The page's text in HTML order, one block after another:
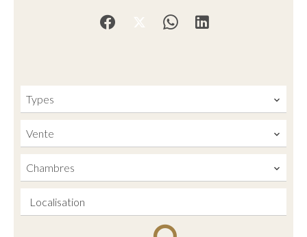
Types
Vente
Chambres
Localisation